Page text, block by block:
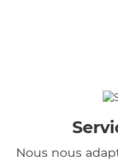
Nous nous